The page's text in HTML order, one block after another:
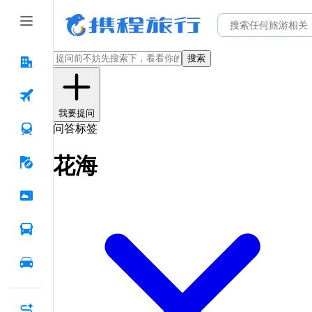
搜索
我要提问
问答标签
花海